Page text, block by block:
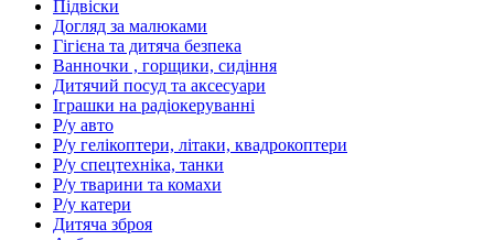
Підвіски
Догляд за малюками
Гігієна та дитяча безпека
Ванночки , горщики, сидіння
Дитячий посуд та аксесуари
Іграшки на радіокеруванні
Р/у авто
Р/у гелікоптери, літаки, квадрокоптери
Р/у спецтехніка, танки
Р/у тварини та комахи
Р/у катери
Дитяча зброя